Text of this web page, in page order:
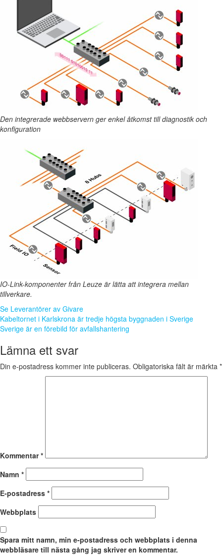
Den integrerade webbservern ger enkel åtkomst till diagnostik och
konfiguration
IO-Link-komponenter från Leuze är lätta att integrera mellan
tillverkare.
Se Leverantörer av Givare
Inläggsnavigering
Kabeltornet i Karlskrona är tredje högsta byggnaden i Sverige
Sverige är en förebild för avfallshantering
Lämna ett svar
Din e-postadress kommer inte publiceras. Obligatoriska fält är märkta *
Kommentar*
Namn *
E-postadress *
Webbplats
Spara mitt namn, min e-postadress och webbplats i denna
webbläsare till nästa gång jag skriver en kommentar.